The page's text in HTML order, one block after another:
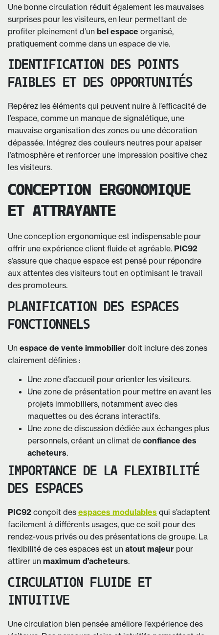
Une bonne circulation réduit également les mauvaises
surprises pour les visiteurs, en leur permettant de
profiter pleinement d’un bel espace organisé,
pratiquement comme dans un espace de vie.
IDENTIFICATION DES POINTS
FAIBLES ET DES OPPORTUNITÉS
Repérez les éléments qui peuvent nuire à l’efficacité de
l’espace, comme un manque de signalétique, une
mauvaise organisation des zones ou une décoration
dépassée. Intégrez des couleurs neutres pour apaiser
l’atmosphère et renforcer une impression positive chez
les visiteurs.
CONCEPTION ERGONOMIQUE
ET ATTRAYANTE
Une conception ergonomique est indispensable pour
offrir une expérience client fluide et agréable. PIC92
s’assure que chaque espace est pensé pour répondre
aux attentes des visiteurs tout en optimisant le travail
des promoteurs.
PLANIFICATION DES ESPACES
FONCTIONNELS
Un espace de vente immobilier doit inclure des zones
clairement définies :
Une zone d’accueil pour orienter les visiteurs.
Une zone de présentation pour mettre en avant les
projets immobiliers, notamment avec des
maquettes ou des écrans interactifs.
Une zone de discussion dédiée aux échanges plus
personnels, créant un climat de confiance des
acheteurs.
IMPORTANCE DE LA FLEXIBILITÉ
DES ESPACES
PIC92 conçoit des espaces modulables qui s’adaptent
facilement à différents usages, que ce soit pour des
rendez-vous privés ou des présentations de groupe. La
flexibilité de ces espaces est un atout majeur pour
attirer un maximum d’acheteurs.
CIRCULATION FLUIDE ET
INTUITIVE
Une circulation bien pensée améliore l’expérience des